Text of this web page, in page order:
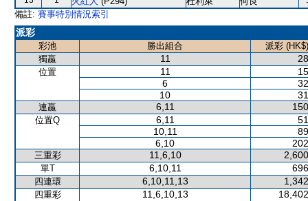
備註: 賽事特別情況索引
派彩
彩池 勝出組合
派彩 (HK$)
獨贏
11
位置 11
6
10
連贏 6,11
位置Q 6,11
10,11
6,10
三重彩 11,6,10
單T 6,10,11
四連環 6,10,11,13
四重彩 11,6,10,13